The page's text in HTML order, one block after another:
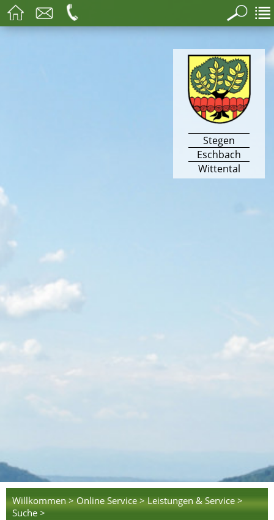
Stegen
Eschbach
Wittental
Willkommen > Online Service > Leistungen & Service >
Suche >